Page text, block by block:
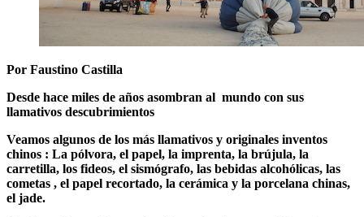
Por Faustino Castilla
Desde hace miles de años asombran al mundo con sus
llamativos descubrimientos
Veamos algunos de los más llamativos y originales inventos
chinos : La pólvora, el papel, la imprenta, la brújula, la
carretilla, los fideos, el sismógrafo, las bebidas alcohólicas, las
cometas , el papel recortado, la cerámica y la porcelana chinas,
el jade.